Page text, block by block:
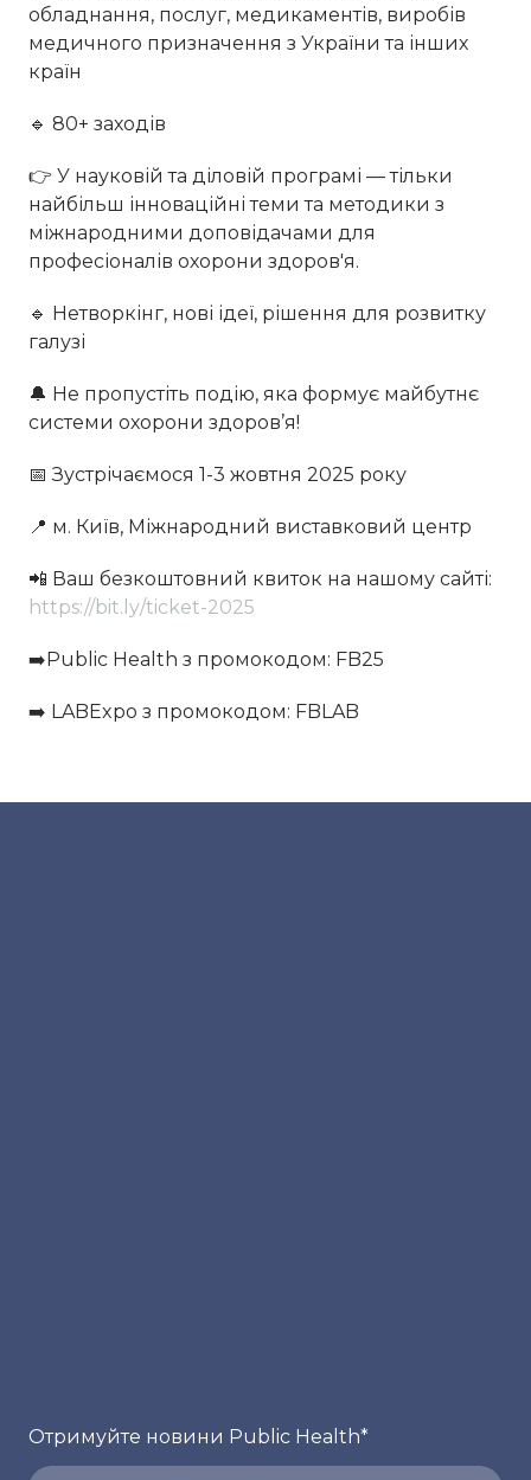
обладнання, послуг, медикаментів, виробів
медичного призначення з України та інших
країн
🔹 80+ заходів
👉 У науковій та діловій програмі — тільки
найбільш інноваційні теми та методики з
міжнародними доповідачами для
професіоналів охорони здоров'я.
🔹 Нетворкінг, нові ідеї, рішення для розвитку
галузі
🔔 Не пропустіть подію, яка формує майбутнє
системи охорони здоров’я!
📅 Зустрічаємося 1-3 жовтня 2025 року
📍 м. Київ, Міжнародний виставковий центр
📲️ Ваш безкоштовний квиток на нашому сайті:
https://bit.ly/ticket-2025
➡️Public Health з промокодом: FB25
➡️ LABExpo з промокодом: FBLAB
Отримуйте новини Public Health*